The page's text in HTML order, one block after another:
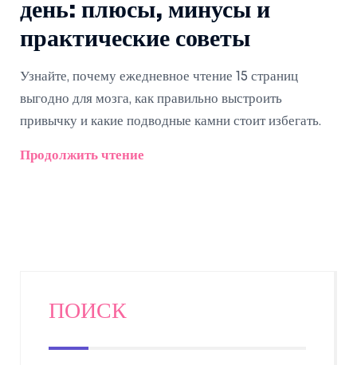
день: плюсы, минусы и
практические советы
Узнайте, почему ежедневное чтение 15 страниц
выгодно для мозга, как правильно выстроить
привычку и какие подводные камни стоит избегать.
Продолжить чтение
ПОИСК